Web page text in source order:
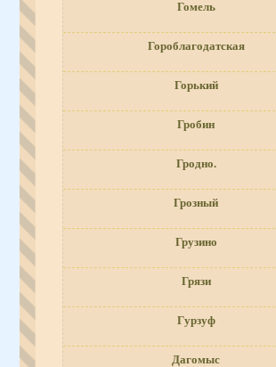
Гомель
Гороблагодатская
Горький
Гробин
Гродно.
Грозный
Грузино
Грязи
Гурзуф
Дагомыс